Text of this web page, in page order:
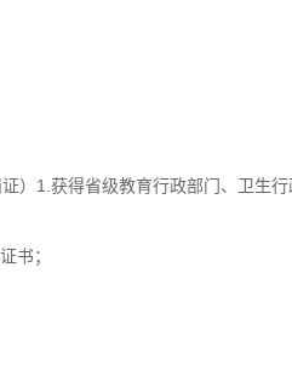
）1.获得省级教育行政部门、卫生
书；